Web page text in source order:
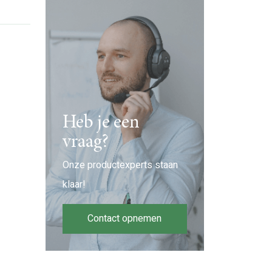
Heb je een
vraag?
Onze productexperts staan
klaar!
Contact opnemen